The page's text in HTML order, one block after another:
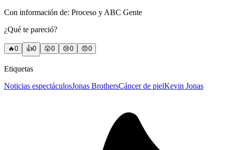
Con información de: Proceso y ABC Gente
¿Qué te pareció?
🔥0 👍0 😲0 😢0 😠0
Etiquetas
Noticias espectáculosJonas BrothersCáncer de pielKevin Jonas